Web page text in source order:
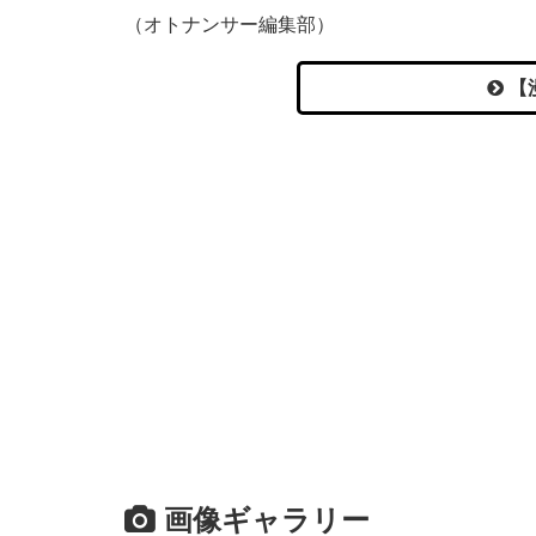
（オトナンサー編集部）
【
画像ギャラリー